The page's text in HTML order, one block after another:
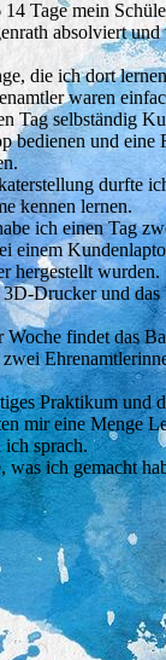
14 Tage mein
absolviert und
die ich dort
waren
Tag selbständig
bedienen und eine
durfte
kennen lernen.
ich einen Tag
einem
hergestellt wurden.
Drucker und das
findet das
Praktikum und
mir eine Menge
ich sprach.
was ich gemacht